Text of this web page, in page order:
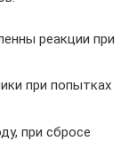
реакции при
при попытках
при сбросе